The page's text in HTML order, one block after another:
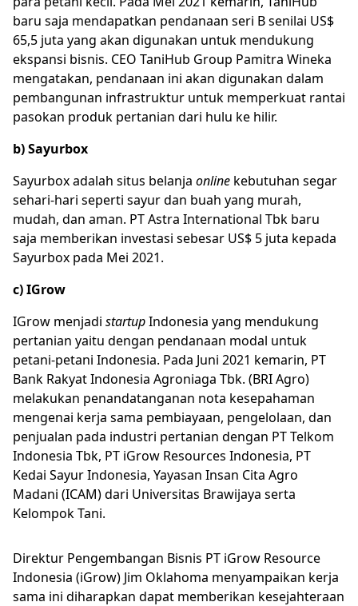
baru saja mendapatkan pendanaan seri B senilai US$
65,5 juta yang akan digunakan untuk mendukung
ekspansi bisnis. CEO TaniHub Group Pamitra Wineka
mengatakan, pendanaan ini akan digunakan dalam
pembangunan infrastruktur untuk memperkuat rantai
pasokan produk pertanian dari hulu ke hilir.
b) Sayurbox
Sayurbox adalah situs belanja online kebutuhan segar
sehari-hari seperti sayur dan buah yang murah,
mudah, dan aman. PT Astra International Tbk baru
saja memberikan investasi sebesar US$ 5 juta kepada
Sayurbox pada Mei 2021.
c) IGrow
IGrow menjadi startupIndonesia yang mendukung
pertanian yaitu dengan pendanaan modal untuk
petani-petani Indonesia. Pada Juni 2021 kemarin, PT
Bank Rakyat Indonesia Agroniaga Tbk. (BRI Agro)
melakukan penandatanganan nota kesepahaman
mengenai kerja sama pembiayaan, pengelolaan, dan
penjualan pada industri pertanian dengan PT Telkom
Indonesia Tbk, PT iGrow Resources Indonesia, PT
Kedai Sayur Indonesia, Yayasan Insan Cita Agro
Madani (ICAM) dari Universitas Brawijaya serta
Kelompok Tani.
Direktur Pengembangan Bisnis PT iGrow Resource
Indonesia (iGrow) Jim Oklahoma menyampaikan kerja
sama ini diharapkan dapat memberikan kesejahteraan